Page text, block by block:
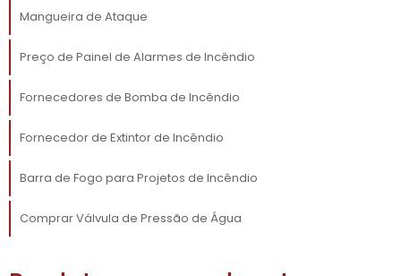
incêndiotraz diversas vantagens
fornecedor especializado permite um
consultores capacitados para oferecer
soluções específicas para sua empresa. Você
detalhadas que garantem uma compra
necessidades.
Mangueira de Ataque
Preço de Painel de Alarmes de Incêndio
Fornecedores de Bomba de Incêndio
Fornecedor de Extintor de Incêndio
Barra de Fogo para Projetos de Incêndio
Comprar Válvula de Pressão de Água